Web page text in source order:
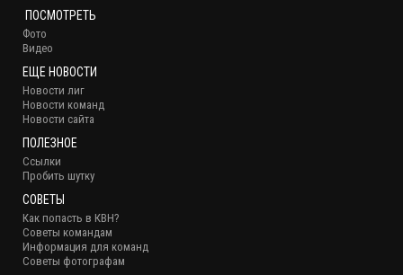
ПОСМОТРЕТЬ
Фото
Видео
ЕЩЕ НОВОСТИ
Новости лиг
Новости команд
Новости сайта
ПОЛЕЗНОЕ
Ссылки
Пробить шутку
СОВЕТЫ
Как попасть в КВН?
Советы командам
Информация для команд
Советы фотографам